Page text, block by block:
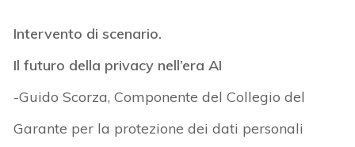
Intervento di scenario.
Il futuro della privacy nell’era AI
-Guido Scorza, Componente del Collegio del
Garante per la protezione dei dati personali